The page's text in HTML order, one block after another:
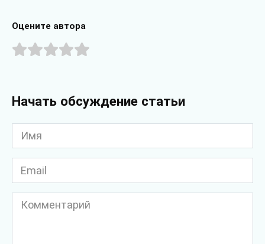
Оцените автора
Начать обсуждение статьи
Имя
*
Email
*
Комментарий